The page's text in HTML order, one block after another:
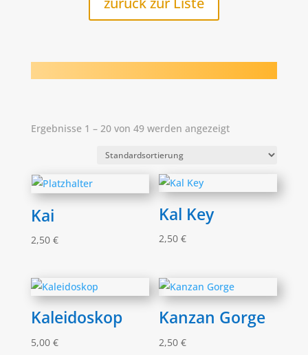
Ergebnisse 1 – 20 von 49 werden angezeigt
Kai
2,50 €
Kal Key
2,50€
Kaleidoskop
5,00 €
Kanzan Gorge
2,50€